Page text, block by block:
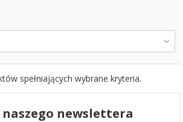
spełniających wybrane kryteria.
naszego newslettera